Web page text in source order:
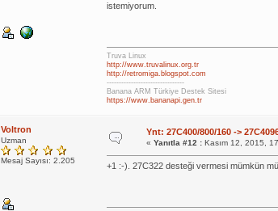
istemiyorum.
Truva Linux
http://www.truvalinux.org.tr
http://retromiga.blogspot.com
--------------------------------
Banana ARM Türkiye Destek Sitesi
https://www.bananapi.gen.tr
Voltron
Uzman
Mesaj Sayısı: 2.205
Ynt: 27C400/800/160 ->
« Yanıtla #12 :Kasım 12, 2015,
+1 :-). 27C322 desteği vermesi mümkün